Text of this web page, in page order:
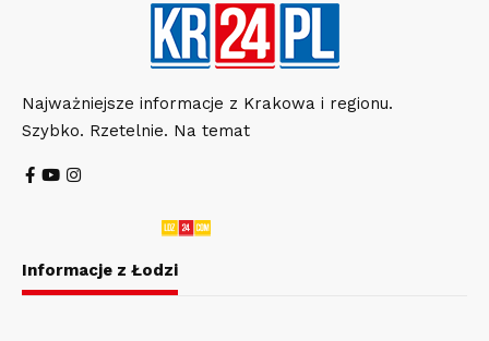
Najważniejsze informacje z Krakowa i regionu.
Szybko. Rzetelnie. Na temat
Informacje z Łodzi